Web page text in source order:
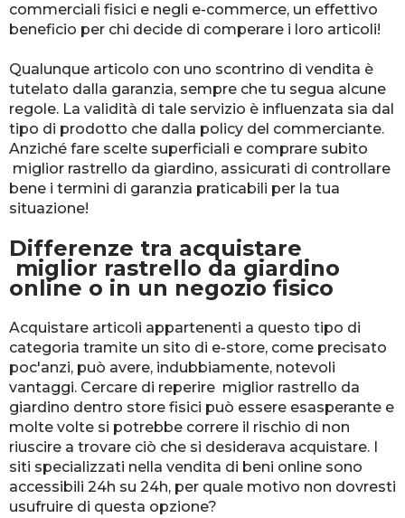
commerciali fisici e negli e-commerce, un effettivo
beneficio per chi decide di comperare i loro articoli!
Qualunque articolo con uno scontrino di vendita è
tutelato dalla garanzia, sempre che tu segua alcune
regole. La validità di tale servizio è influenzata sia dal
tipo di prodotto che dalla policy del commerciante.
Anziché fare scelte superficiali e comprare subito
miglior rastrello da giardino, assicurati di controllare
bene i termini di garanzia praticabili per la tua
situazione!
Differenze tra acquistare
miglior rastrello da giardino
online o in un negozio fisico
Acquistare articoli appartenenti a questo tipo di
categoria tramite un sito di e-store, come precisato
poc'anzi, può avere, indubbiamente, notevoli
vantaggi. Cercare di reperire miglior rastrello da
giardino dentro store fisici può essere esasperante e
molte volte si potrebbe correre il rischio di non
riuscire a trovare ciò che si desiderava acquistare. I
siti specializzati nella vendita di beni online sono
accessibili 24h su 24h, per quale motivo non dovresti
usufruire di questa opzione?